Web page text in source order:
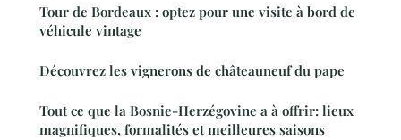
Tour de Bordeaux : optez pour une visite à bord de
véhicule vintage
Découvrez les vignerons de châteauneuf du pape
Tout ce que la Bosnie-Herzégovine a à offrir: lieux
magnifiques, formalités et meilleures saisons